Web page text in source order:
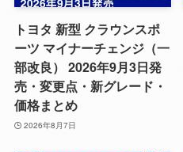
トヨタ 新型 クラウンスポ
ーツ マイナーチェンジ（一
部改良） 2026年9月3日発
売・変更点・新グレード・
価格まとめ
2026年8月7日